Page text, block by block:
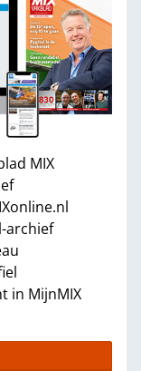
MIX
archief
in MijnMIX